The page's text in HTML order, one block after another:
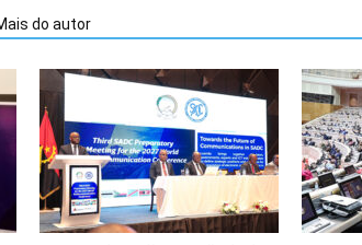
do autor